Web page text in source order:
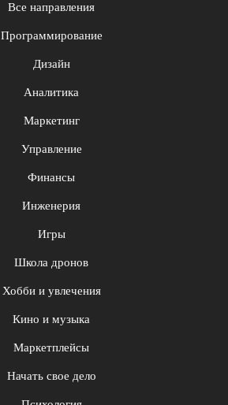
Все направления
Программирование
Дизайн
Аналитика
Маркетинг
Управление
Финансы
Инженерия
Игры
Школа дронов
Хобби и увлечения
Кино и музыка
Маркетплейсы
Начать свое дело